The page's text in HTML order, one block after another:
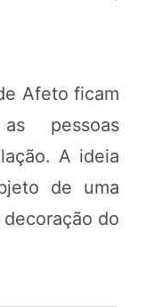
Afeto ficam
pessoas
A ideia
de uma
do